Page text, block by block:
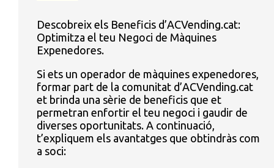
Descobreix els Beneficis d’ACVending.cat:
Optimitza el teu Negoci de Màquines
Expenedores.
Si ets un operador de màquines expenedores,
formar part de la comunitat d’ACVending.cat
et brinda una sèrie de beneficis que et
permetran enfortir el teu negoci i gaudir de
diverses oportunitats. A continuació,
t’expliquem els avantatges que obtindràs com
a soci: